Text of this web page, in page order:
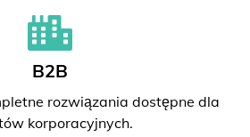
B2B
rozwiązania dostępne dla
korporacyjnych.